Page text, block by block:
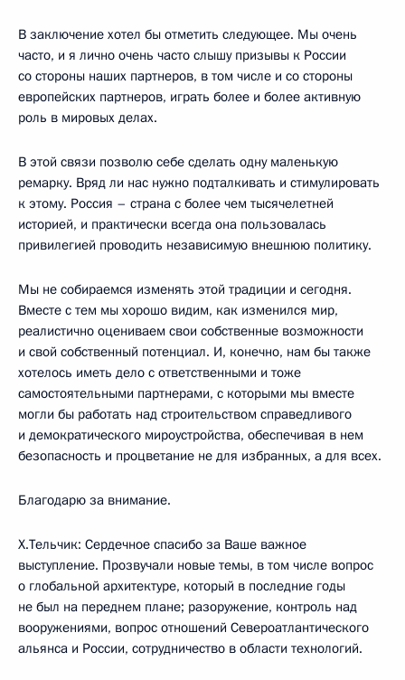
В заключение хотел бы отметить следующее. Мы очень
часто, и я лично очень часто слышу призывы к России
со стороны наших партнеров, в том числе и со стороны
европейских партнеров, играть более и более активную
роль в мировых делах.
В этой связи позволю себе сделать одну маленькую
ремарку. Вряд ли нас нужно подталкивать и стимулировать
к этому. Россия – страна с более чем тысячелетней
историей, и практически всегда она пользовалась
привилегией проводить независимую внешнюю политику.
Мы не собираемся изменять этой традиции и сегодня.
Вместе с тем мы хорошо видим, как изменился мир,
реалистично оцениваем свои собственные возможности
и свой собственный потенциал. И, конечно, нам бы также
хотелось иметь дело с ответственными и тоже
самостоятельными партнерами, с которыми мы вместе
могли бы работать над строительством справедливого
и демократического мироустройства, обеспечивая в нем
безопасность и процветание не для избранных, а для всех.
Благодарю за внимание.
Х.Тельчик: Сердечное спасибо за Ваше важное
выступление. Прозвучали новые темы, в том числе вопрос
о глобальной архитектуре, который в последние годы
не был на переднем плане; разоружение, контроль над
вооружениями, вопрос отношений Североатлантического
альянса и России, сотрудничество в области технологий.